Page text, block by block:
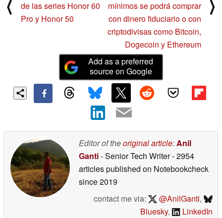
⟨
de las series Honor 60
Pro y Honor 50
mínimos se podrá comprar
con dinero fiduciario o con
criptodivisas como Bitcoin,
Dogecoin y Ethereum
⟩
Add as a preferred
source on Google
Editor of theoriginal article: Anil
Ganti- Senior Tech Writer- 2954
articles published on Notebookcheck
since 2019
contact me via:
@AnilGanti,
Bluesky, LinkedIn